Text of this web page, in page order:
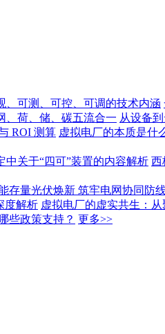
、可测、可控、可调的技术内涵
、荷、储、碳五流合一 从设备
ROI 测算 虚拟电厂的本质是什
关于“四可”装置的内容解析 西
存量光伏焕新 筑牢电网协同防
度解析 虚拟电厂的虚实共生：
些政策支持？ 更多>>